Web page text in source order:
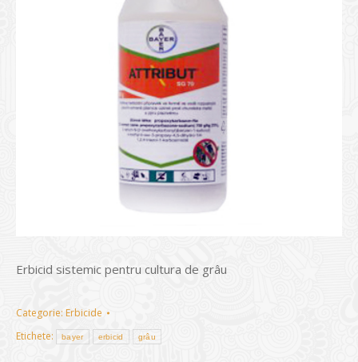
Erbicid sistemic pentru cultura de grâu
Categorie: Erbicide
Etichete:
bayer erbicid grâu